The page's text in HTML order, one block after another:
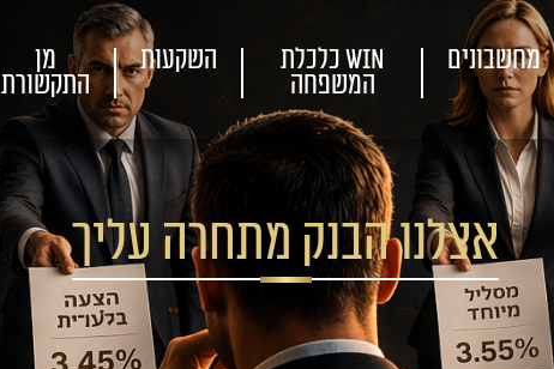
מחשבונים WIN כלכלת
המשפחה
השקעות מן
התקשורת
אצלנו הבנק מתחרה עליך